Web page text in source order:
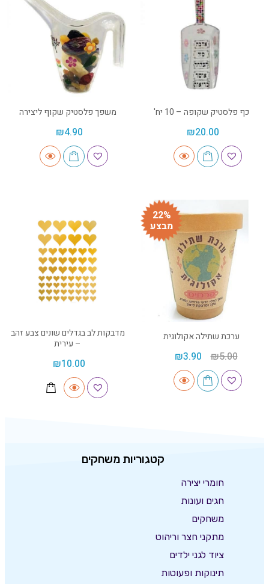
כף פלסטיק שקופה – 10 יח'
₪20.00
משפך פלסטיק שקוף ליצירה
₪4.90
22%
מבצע
ערכת שתילה אקולוגית
₪5.00
₪3.90
מדבקות לב בגדלים שונים צבע זהב
– עירית
₪10.00
קטגוריות משחקים
חומרי יצירה
חגים ועונות
משחקים
מתקני חצר וריהוט
ציוד לגני ילדים
תינוקות ופעוטות